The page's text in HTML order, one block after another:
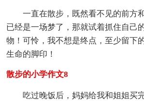
一直在散步，既然看不见的前方
已经是一场梦了，那就试着抓住自己
物！可怜，我不想是终点，至少留下
生命的脚印！
散步的小学作文8
吃过晚饭后，妈妈给我和姐姐买